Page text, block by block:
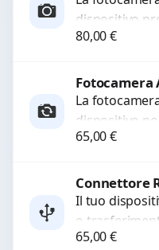
dispositivo
Interveniamo
funzionante,...
80,00€
La
dispositivo
sostituiamo
a...
65,00€
Connettore
Il tuo
o
sostituiamo
65,00€